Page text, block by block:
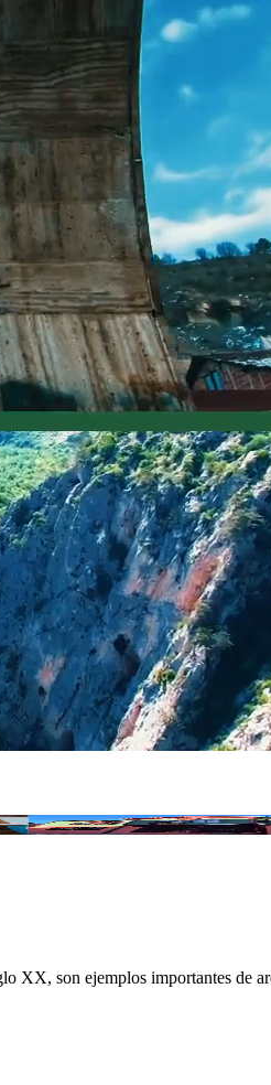
Necati Bey Konak Pansiyon
XX, son ejemplos importantes de